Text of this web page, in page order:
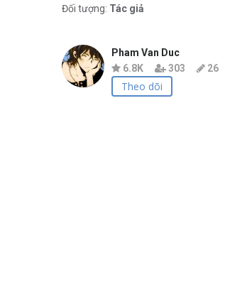
Đối tượng: Tác giả
Pham Van Duc
6.8K
303 26
Theo dõi